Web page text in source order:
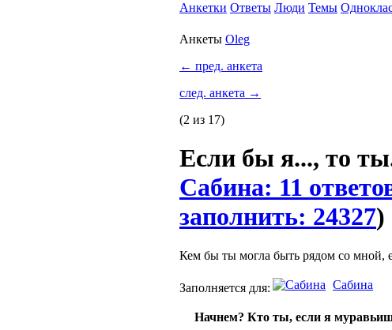
Анкетки Ответы Люди Темы
Анкеты Oleg
← пред. анкета
след. анкета →
(2 из 17)
Если бы я..., то
Сабина: 11
заполнить: 24327)
Кем бы ты могла быть рядом со мной,
Заполняется для: Сабина
Начнем? Кто ты, если я